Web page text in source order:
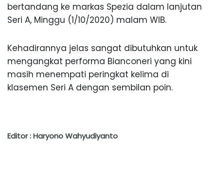
bertandang ke markas Spezia dalam lanjutan
Seri A, Minggu (1/10/2020) malam WIB.
Kehadirannya jelas sangat dibutuhkan untuk
mengangkat performa Bianconeri yang kini
masih menempati peringkat kelima di
klasemen Seri A dengan sembilan poin.
Editor : Haryono Wahyudiyanto